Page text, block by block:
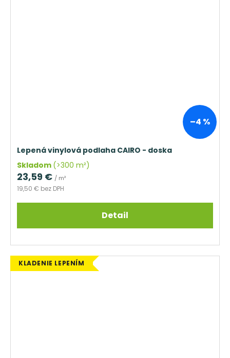
–4 %
Lepená vinylová podlaha CAIRO - doska
Skladom (>300 m²)
19,50 € bez DPH
23,59 € / m²
Detail
KLADENIE LEPENÍM